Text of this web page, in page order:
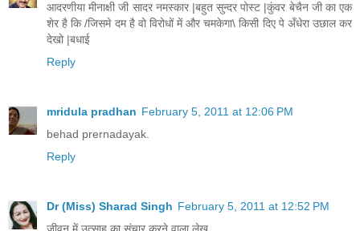
आदरणीया मीनाक्षी जी सादर नमस्कार |बहुत सुन्दर पोस्ट |कुंवर बेचैन जी का एक
शेर है कि /जिसमे दम है वो विरोधों में और चमकेगा\ किसी दिए पे अँधेरा उछाल कर
देखो |बधाई
Reply
mridula pradhan February 5, 2011 at 12:06 PM
behad prernadayak.
Reply
Dr (Miss) Sharad Singh February 5, 2011 at 12:52 PM